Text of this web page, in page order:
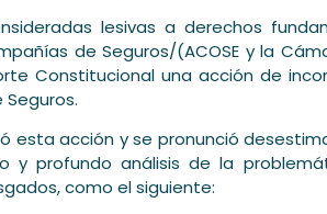
lesivas a derechos
de Seguros/(ACOSE y la
Constitucional una acción de
esta acción y se pronunció
y profundo análisis de la
como el siguiente: